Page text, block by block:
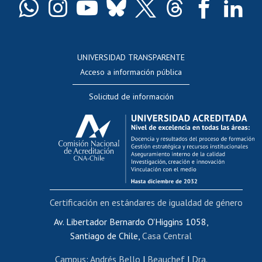
Docentes
Evaluación docente
Calificación académica
Postulación al AUCAI
Funcionarias/os
Cursos internos de capacitación
Bienestar del personal
Portal de movilidad interna
Certificado de renta
Certificado de renta honorarios
UNIVERSIDAD TRANSPARENTE
Acceso a información pública
Solicitud de información
Av. Libertador Bernardo O'Higgins 1058,
Santiago de Chile, Casa Central
Campus: Andrés Bello | Beauchef| Dra.
Certificación en estándares de igualdad de género